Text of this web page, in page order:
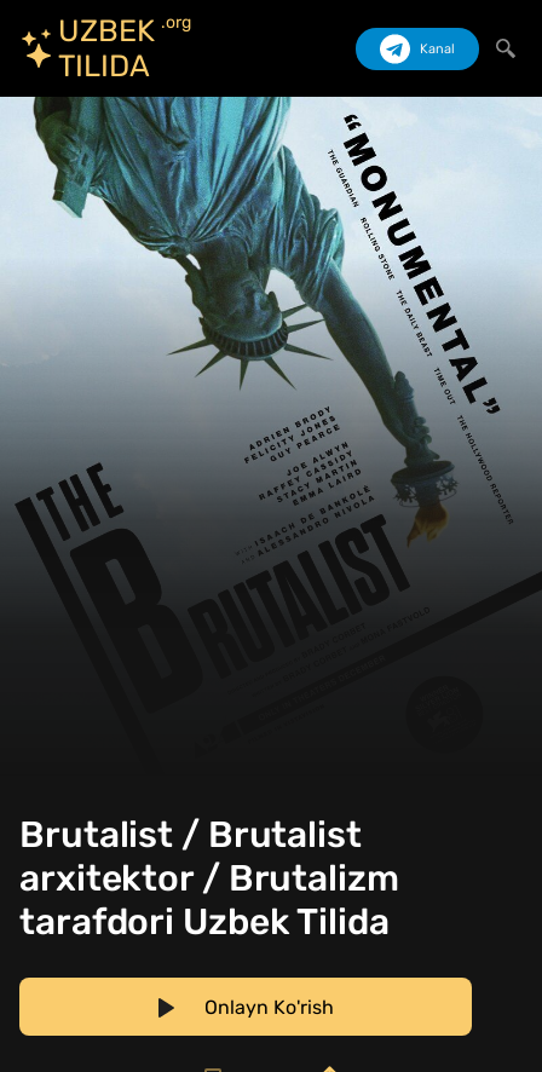
UZBEK
TILIDA
.org
Kanal
Brutalist / Brutalist
arxitektor / Brutalizm
tarafdori Uzbek Tilida
Onlayn Ko'rish